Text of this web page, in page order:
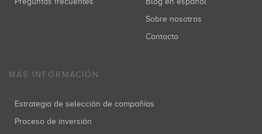
Sobre nosotros
Contacto
MÁS INFORMACIÓN
Estrategia de selección de compañías
Proceso de inversión